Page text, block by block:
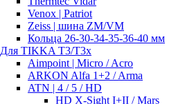
Venox | Patriot
Zeiss | шина ZM/VM
Кольца 26-30-34-35-36-40 мм
Для TIKKA T3/T3x
Aimpoint | Micro / Acro
ARKON Alfa 1+2 / Arma
ATN | 4 / 5 / HD
HD X-Sight I+II / Mars